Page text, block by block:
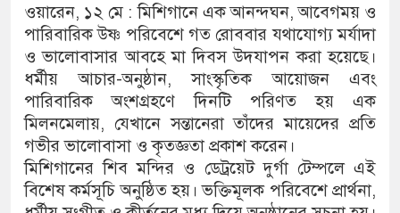
ওয়ারেন, ১২ মে : মিশিগানে এক আনন্দঘন, আবেগময় ও
পারিবারিক উষ্ণ পরিবেশে গত রোববার যথাযোগ্য মর্যাদা
ও ভালোবাসার আবহে মা দিবস উদযাপন করা হয়েছে।
ধর্মীয় আচার-অনুষ্ঠান, সাংস্কৃতিক আয়োজন এবং
পারিবারিক অংশগ্রহণে দিনটি পরিণত হয় এক
মিলনমেলায়, যেখানে সন্তানেরা তাঁদের মায়েদের প্রতি
গভীর ভালোবাসা ও কৃতজ্ঞতা প্রকাশ করেন।
মিশিগানের শিব মন্দির ও ডেট্রয়েট দুর্গা টেম্পলে এই
বিশেষ কর্মসূচি অনুষ্ঠিত হয়। ভক্তিমূলক পরিবেশে প্রার্থনা,